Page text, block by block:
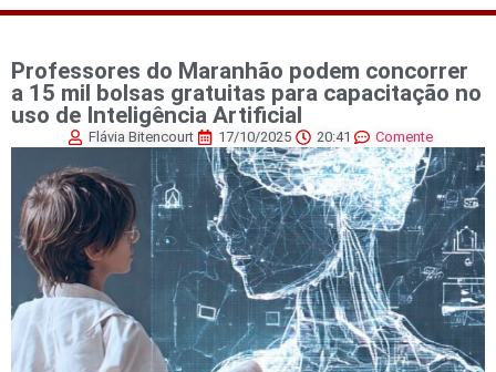
Professores do Maranhão podem concorrer
a 15 mil bolsas gratuitas para capacitação no
uso de Inteligência Artificial
Flávia Bitencourt 17/10/2025 20:41 Comente